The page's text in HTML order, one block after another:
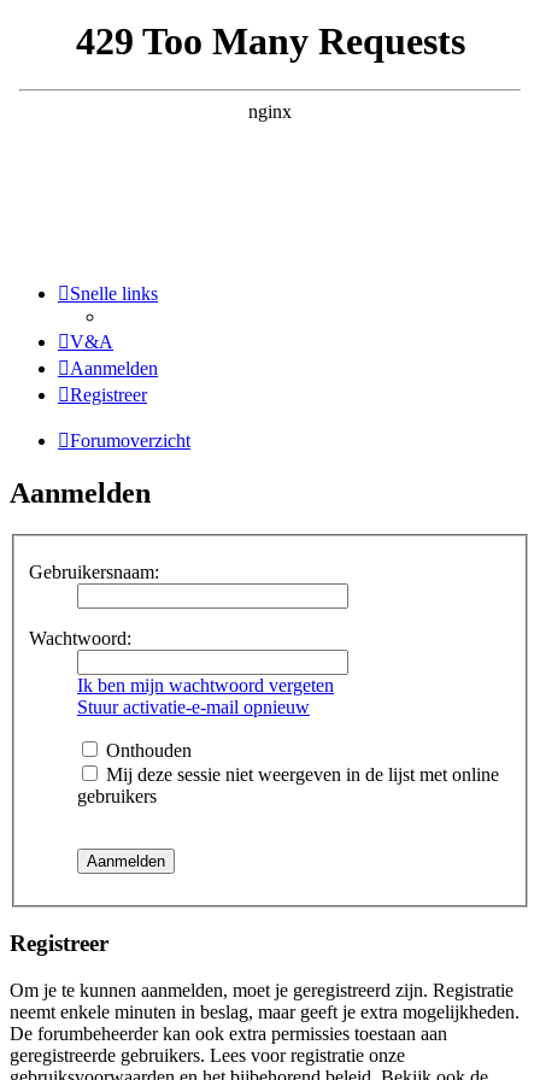
Snelle links
V&A
Aanmelden
Registreer
Forumoverzicht
Aanmelden
Gebruikersnaam:
Wachtwoord:
Ik ben mijn wachtwoord vergeten
Stuur activatie-e-mail opnieuw
Onthouden
Mij deze sessie niet weergeven in de lijst met online
gebruikers
Registreer
Om je te kunnen aanmelden, moet je geregistreerd zijn. Registratie
neemt enkele minuten in beslag, maar geeft je extra mogelijkheden.
De forumbeheerder kan ook extra permissies toestaan aan
geregistreerde gebruikers. Lees voor registratie onze